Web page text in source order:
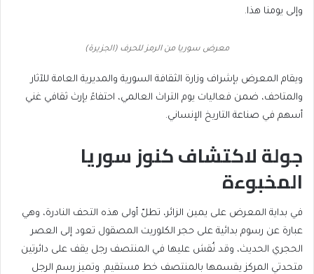
وإلى يومنا هذا.
معرض سوريا من الرمز للحرف (الجزيرة)
ويقام المعرض بإشراف وزارة الثقافة السورية والمديرية العامة للآثار
والمتاحف، ضمن فعاليات يوم التراث العالمي، احتفاءً بإرث ثقافي غني
أسهم في صناعة التاريخ الإنساني.
جولة لاكتشاف كنوز سوريا
المخبوءة
في بداية المعرض على يمين الزائر، تطلّ أولى هذه التحف النادرة، وهي
عبارة عن رسوم بدائية على حجر الكلوريت المصقول تعود إلى العصر
الحجري الحديث، وقد نُقش عليها في المنتصف رجل يقف على دائرتين
متحدتي المركز يقسمها بالمنتصف خط مستقيم. وتميز رسم الرجل